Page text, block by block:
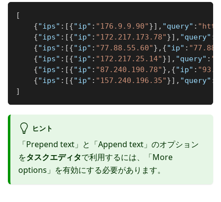
[
{"ips" : [{"ip" : "176.9.9.90"}] , "query" :
{"ips" : [{"ip" : "172.217.173.78"}] , "query" :
{"ips" : [{"ip" : "77.88.55.60"} , {"ip" :
{"ips" : [{"ip" : "172.217.25.14"}] , "query" :
{"ips" : [{"ip" : "87.240.190.78"} , {"ip" :
{"ips" : [{"ip" : "157.240.196.35"}] , "query" :
]
ヒント
「Prepend text」と「Append text」のオプション
をタスクエディタで利用するには、「More
options」を有効にする必要があります。